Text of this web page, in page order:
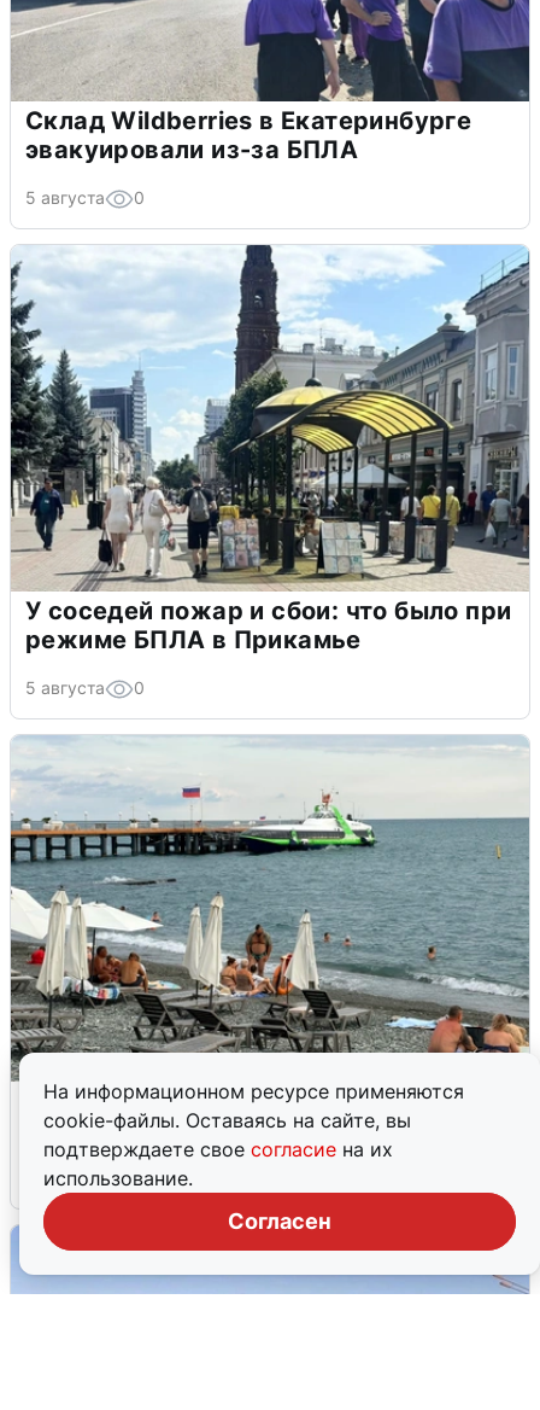
На информационном ресурсе применяются
cookie-файлы. Оставаясь на сайте, вы
подтверждаете свое согласие на их
использование.
Согласен
Склад Wildberries в Екатеринбурге
эвакуировали из-за БПЛА
5 августа 0
У соседей пожар и сбои: что было при
режиме БПЛА в Прикамье
5 августа 0
Жители и туристы Сочи рассказали
об атаке БПЛА 5 августа
5 августа 0